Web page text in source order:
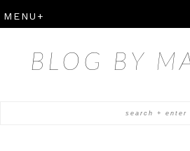
BLOG BY